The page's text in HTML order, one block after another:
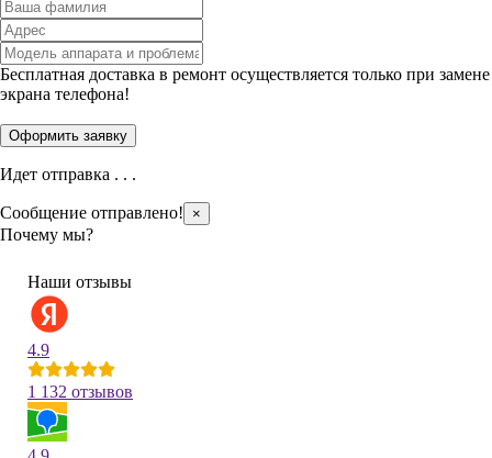
Бесплатная доставка в ремонт осуществляется только при замене
экрана телефона!
Идет отправка . . .
Сообщение отправлено! ×
Почему мы?
Наши отзывы
4.9
1 132 отзывов